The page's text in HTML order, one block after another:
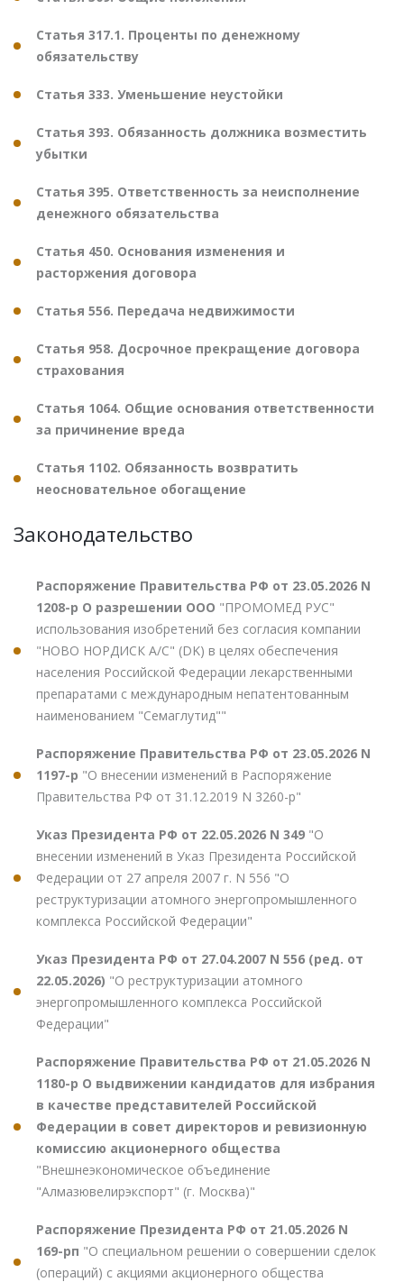
Статья 317.1. Проценты по денежному
обязательству
Статья 333. Уменьшение неустойки
Статья 393. Обязанность должника возместить
убытки
Статья 395. Ответственность за неисполнение
денежного обязательства
Статья 450. Основания изменения и
расторжения договора
Статья 556. Передача недвижимости
Статья 958. Досрочное прекращение договора
страхования
Статья 1064. Общие основания ответственности
за причинение вреда
Статья 1102. Обязанность возвратить
неосновательное обогащение
Законодательство
Распоряжение Правительства РФ от 23.05.2026 N
1208-р О разрешении ООО "ПРОМОМЕД РУС"
использования изобретений без согласия компании
"НОВО НОРДИСК А/С" (DK) в целях обеспечения
населения Российской Федерации лекарственными
препаратами с международным непатентованным
наименованием "Семаглутид""
Распоряжение Правительства РФ от 23.05.2026 N
1197-р "О внесении изменений в Распоряжение
Правительства РФ от 31.12.2019 N 3260-р"
Указ Президента РФ от 22.05.2026 N 349 "О
внесении изменений в Указ Президента Российской
Федерации от 27 апреля 2007 г. N 556 "О
реструктуризации атомного энергопромышленного
комплекса Российской Федерации"
Указ Президента РФ от 27.04.2007 N 556 (ред. от
22.05.2026) "О реструктуризации атомного
энергопромышленного комплекса Российской
Федерации"
Распоряжение Правительства РФ от 21.05.2026 N
1180-р О выдвижении кандидатов для избрания
в качестве представителей Российской
Федерации в совет директоров и ревизионную
комиссию акционерного общества
"Внешнеэкономическое объединение
"Алмазювелирэкспорт" (г. Москва)"
Распоряжение Президента РФ от 21.05.2026 N
169-рп "О специальном решении о совершении сделок
(операций) с акциями акционерного общества